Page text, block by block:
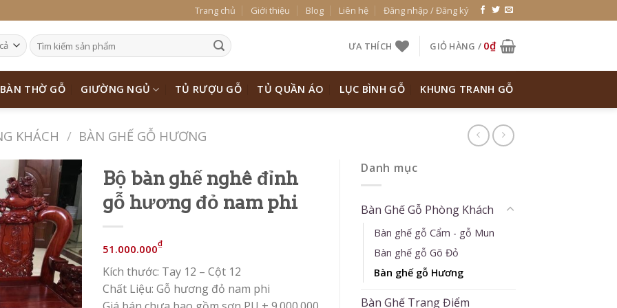
Trang chủ Giới thiệu Blog Liên hệ Đăng nhập / Đăng ký
ƯA THÍCH GIỎ HÀNG / 0₫
BÀN THỜ GỖ GIƯỜNG NGỦ TỦ RƯỢU GỖ TỦ QUẦN ÁO LỤC BÌNH GỖ KHUNG TRANH GỖ
KHÁCH / BÀN GHẾ GỖ HƯƠNG
Add to
Wishlist
Bộ bàn ghế nghê đỉnh
gỗ hương đỏ nam phi
51.000.000₫
Kích thước: Tay 12 – Cột 12
Chất Liệu: Gỗ hương đỏ nam phi
Danh mục
Bàn Ghế Gỗ Phòng Khách
Bàn ghế gỗ Cẩm - gỗ Mun
Bàn ghế gỗ Gõ Đỏ
Bàn ghế gỗ Hương
Bàn Ghế Trang Điểm